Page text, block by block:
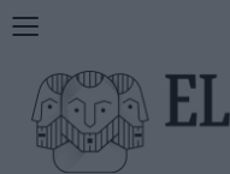
Mostra
navegació